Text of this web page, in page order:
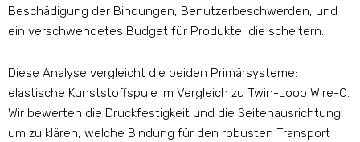
Beschädigung der Bindungen, Benutzerbeschwerden, und
ein verschwendetes Budget für Produkte, die scheitern.
Diese Analyse vergleicht die beiden Primärsysteme:
elastische Kunststoffspule im Vergleich zu Twin-Loop Wire-O.
Wir bewerten die Druckfestigkeit und die Seitenausrichtung,
um zu klären, welche Bindung für den robusten Transport